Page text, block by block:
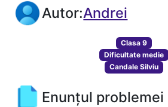
Autor:Andrei
Clasa 9
Dificultate medie
Candale Silviu
Enunțul problemei